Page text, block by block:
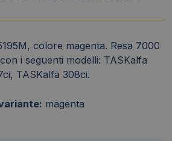
colore magenta. Resa 7000
i seguenti modelli: TASKalfa
TASKalfa 308ci.
magenta